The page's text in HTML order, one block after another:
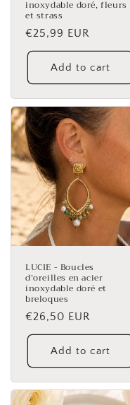
inoxydable doré, fleurs
et strass
Regular
price
€25,99 EUR
Add to cart
LUCIE - Boucles
d’oreilles en acier
inoxydable doré et
breloques
Regular
price
€26,50 EUR
Add to cart